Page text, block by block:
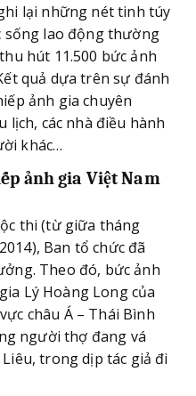
lại những nét tinh túy
sống lao động thường
hút 11.500 bức ảnh
quả dựa trên sự đánh
ảnh gia chuyên
lịch, các nhà điều hành
khác…
ảnh gia Việt Nam
thi (từ giữa tháng
Ban tổ chức đã
Theo đó, bức ảnh
Lý Hoàng Long của
châu Á – Thái Bình
người thợ đang vá
trong dịp tác giả đi